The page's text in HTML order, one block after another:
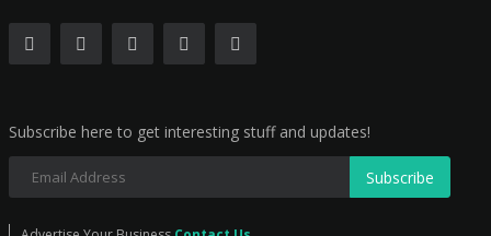
Subscribe here to get interesting stuff and updates!
Subscribe